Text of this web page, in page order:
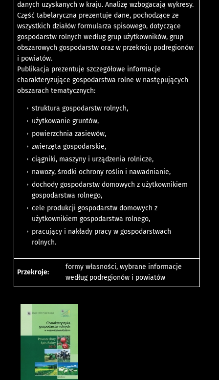
danych uzyskanych w kraju. Analizę wzbogacają wykresy.
Część tabelaryczna prezentuje dane, pochodzące ze
wszystkich działów formularza spisowego, dotyczące
gospodarstw rolnych według grup użytkowników, grup
obszarowych gospodarstw oraz w przekroju podregionów
i powiatów.
Publikacja prezentuje szczegółowe informacje
charakteryzujące gospodarstwa rolne w następujących
obszarach tematycznych:
struktura gospodarstw rolnych,
użytkowanie gruntów,
powierzchnia zasiewów,
zwierzęta gospodarskie,
ciągniki, maszyny i urządzenia rolnicze,
nawozy, środki ochrony roślin i nawadnianie,
dochody gospodarstw domowych z użytkownikiem
gospodarstwa rolnego,
cele produkcji gospodarstw domowych z
użytkownikiem gospodarstwa rolnego,
pracujący i nakłady pracy w gospodarstwach
rolnych.
Przekroje:
formy własności, wybrane informacje
według podregionów i powiatów